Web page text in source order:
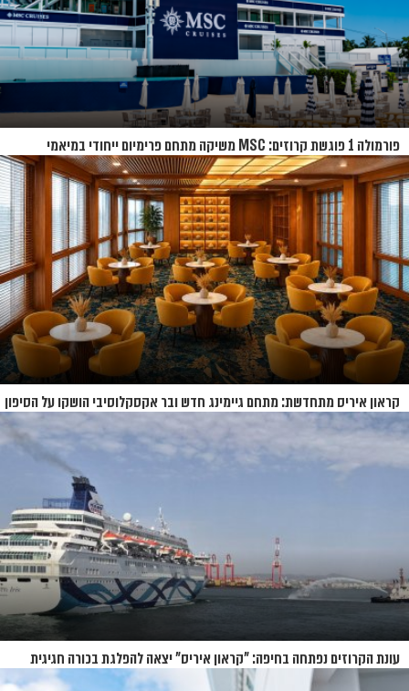
פורמולה 1 פוגשת קרוזים: MSC משיקה מתחם פרימיום ייחודי במיאמי
קראון איריס מתחדשת: מתחם גיימינג חדש ובר אקסקלוסיבי הושקו על הסיפון
עונת הקרוזים נפתחה בחיפה: "קראון איריס" יצאה להפלגת בכורה חגיגית